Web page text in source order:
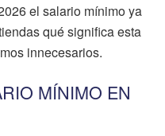
el salario mínimo ya
qué significa esta
innecesarios.
MÍNIMO EN